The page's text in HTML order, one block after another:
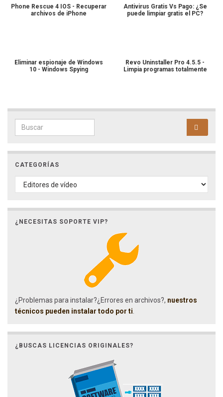
Phone Rescue 4 IOS - Recuperar
archivos de iPhone
Antivirus Gratis Vs Pago: ¿Se
puede limpiar gratis el PC?
Eliminar espionaje de Windows
10 - Windows Spying
Revo Uninstaller Pro 4.5.5 -
Limpia programas totalmente
Search for:
CATEGORÍAS
CATEGORÍAS
¿NECESITAS SOPORTE VIP?
¿Problemas para instalar?¿Errores en archivos?, nuestros
técnicos pueden instalar todo por ti.
¿BUSCAS LICENCIAS ORIGINALES?